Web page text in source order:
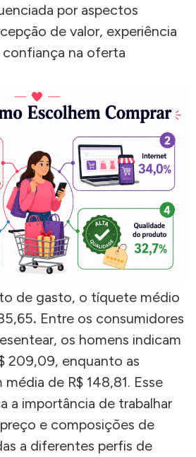
por aspectos
de valor, experiência
na oferta
de gasto, o tíquete médio
. Entre os consumidores
os homens indicam
209,09, enquanto as
de R$ 148,81. Esse
a importância de trabalhar
e composições de
a diferentes perfis de